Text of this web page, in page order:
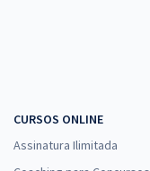
CURSOS ONLINE
Assinatura Ilimitada